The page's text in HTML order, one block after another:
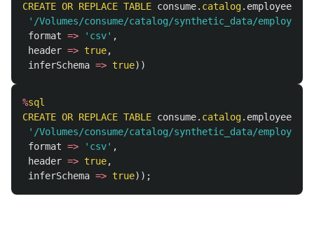
CREATE OR REPLACE TABLE consume. catalog.
'/Volumes/consume/catalog/synthetic_data/
format => 'csv' ,
header => true,
inferSchema => true))
%sql
CREATE OR REPLACE TABLE consume. catalog. employee_upn
'/Volumes/consume/catalog/synthetic_data/
format => 'csv' ,
header => true,
inferSchema => true));